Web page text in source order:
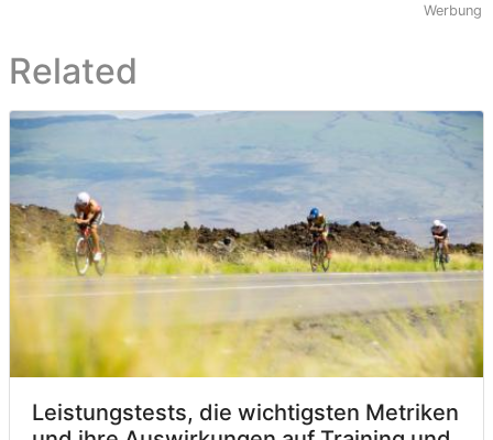
Werbung
Related
Leistungstests, die wichtigsten Metriken